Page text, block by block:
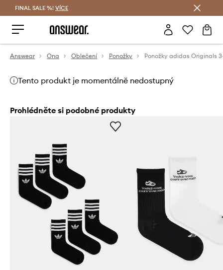
FINAL SALE %! VÍCE
Answear Ona Oblečení Ponožky Ponožky adidas Originals
Tento produkt je momentálně nedostupný
Prohlédněte si podobné produkty